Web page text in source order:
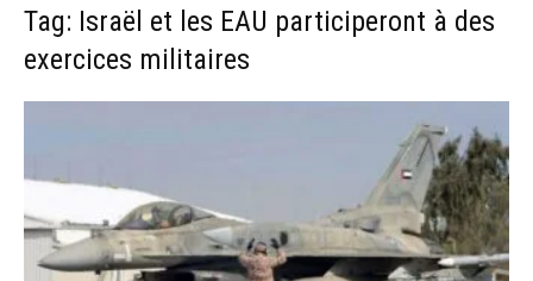
Tag: Israël et les EAU participeront à des
exercices militaires